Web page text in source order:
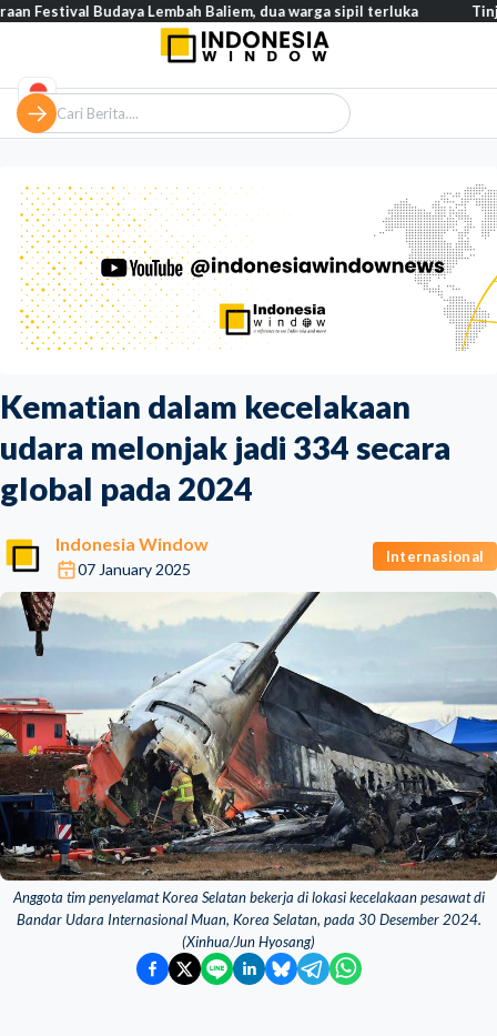
Kematian dalam kecelakaan
udara melonjak jadi 334 secara
global pada 2024
Indonesia Window
07 January 2025
Internasional
Anggota tim penyelamat Korea Selatan bekerja di lokasi kecelakaan pesawat di
Bandar Udara Internasional Muan, Korea Selatan, pada 30 Desember 2024.
(Xinhua/Jun Hyosang)
Budaya Lembah Baliem, dua warga sipil terluka Tinjau TKM